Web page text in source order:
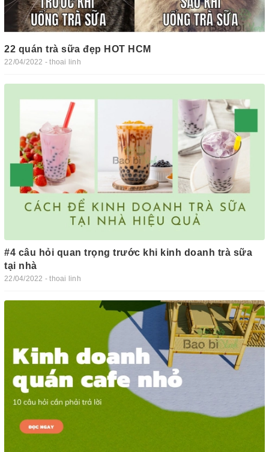
22 quán trà sữa đẹp HOT HCM
22/04/2022 - thoai linh
#4 câu hỏi quan trọng trước khi kinh doanh trà sữa
tại nhà
22/04/2022 - thoai linh